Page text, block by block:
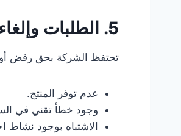
5. الطلبات وإلغاء الطلب
تحتفظ الشركة بحق رفض أو
عدم توفر المنتج.
وجود خطأ تقني في
الاشتباه بوجود نشاط